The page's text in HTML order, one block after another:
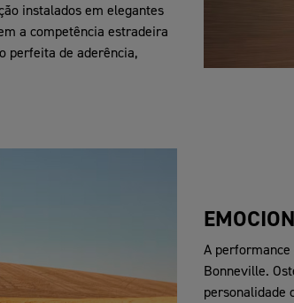
instalados em elegantes
a competência estradeira
perfeita de aderência,
A
Bonneville.
personalidade